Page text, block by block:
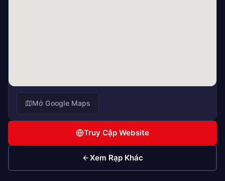
Mở Google Maps
Truy Cập Website
Xem Rạp Khác